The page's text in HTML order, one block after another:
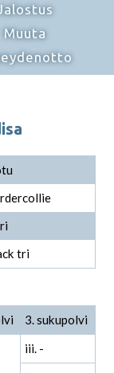
Jalostus
Muuta
tri
3. sukupolvi
iii. -